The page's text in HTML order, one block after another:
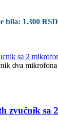
bila: 1.300
zvučnik sa